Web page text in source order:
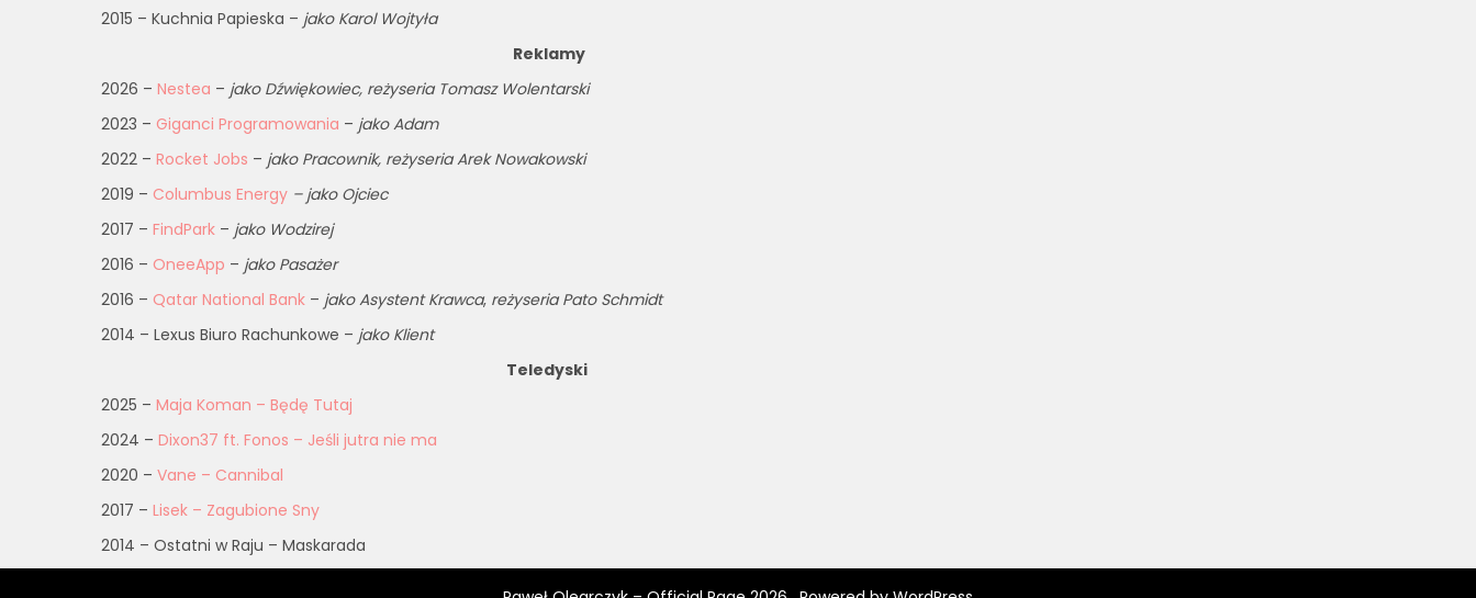
2015 – Kuchnia Papieska – jako Karol Wojtyła
Reklamy
2026 – Nestea – jako Dźwiękowiec, reżyseria Tomasz Wolentarski
2023 – Giganci Programowania – jako Adam
2022 – Rocket Jobs – jako Pracownik, reżyseria Arek Nowakowski
2019 – Columbus Energy – jako Ojciec
2017 – FindPark – jako Wodzirej
2016 – OneeApp – jako Pasażer
2016 – Qatar National Bank – jako Asystent Krawca, reżyseria Pato Schmidt
2014 – Lexus Biuro Rachunkowe – jako Klient
Teledyski
2025 – Maja Koman – Będę Tutaj
2024 – Dixon37 ft. Fonos – Jeśli jutra nie ma
2020 – Vane – Cannibal
2017 – Lisek – Zagubione Sny
2014 – Ostatni w Raju – Maskarada